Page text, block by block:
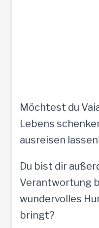
Möchtest du
Lebens
ausreisen
Du bist dir
Verantwortung
wundervolles
bringt?